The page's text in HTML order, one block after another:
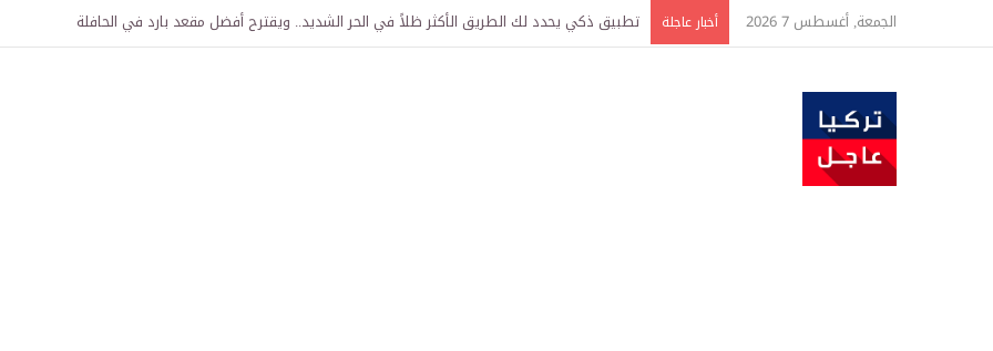
الجمعة, أغسطس 7 2026 أخبار عاجلة تركيا وسوريا توقعان اتفاقية لإنشاء “الجامعة السورية التركية” في دمشق.. منح دراسية واعتراف بالشهادات